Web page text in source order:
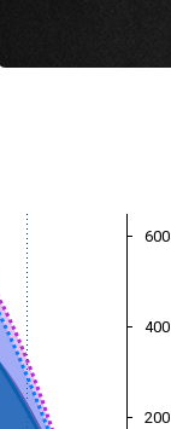
200
400
600